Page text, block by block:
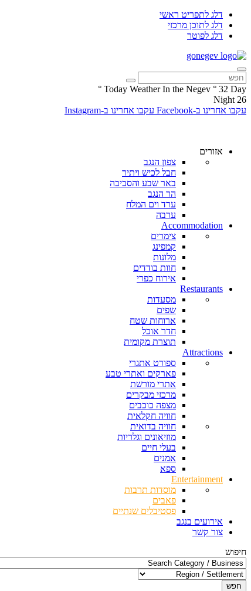
דלג לתפריט ראשי
דלג לתוכן מרכזי
דלג לפוטר
Today Weather In the Negev ° 32 Day
°
26
Night
עקבו אחרינו ב-Facebook
עקבו אחרינו ב-Instagram
אזורים
צפון הנגב
חבל לכיש ויתיר
באר שבע והסביבה
הר הנגב
ערד וים המלח
ערבה
Accommodation
צימרים
קמפינג
מלונות
חוות בודדים
אירוח כפרי
Restaurants
מסעדות
שפים
ארוחות שטח
חדר אוכל
תוצרת מקומית
Attractions
ספורט אתגרי
פארקים ואתרי טבע
אתרי מורשת
מרכזי מבקרים
מצפה כוכבים
חוויה חקלאית
חוויה בדואית
מוזיאונים וגלריות
בעלי חיים
אמנים
ספא
Entertainment
מוסדות תרבות
פאבים
פסטיבלים שנתיים
אירועים בנגב
צור קשר
חיפוש
חפש